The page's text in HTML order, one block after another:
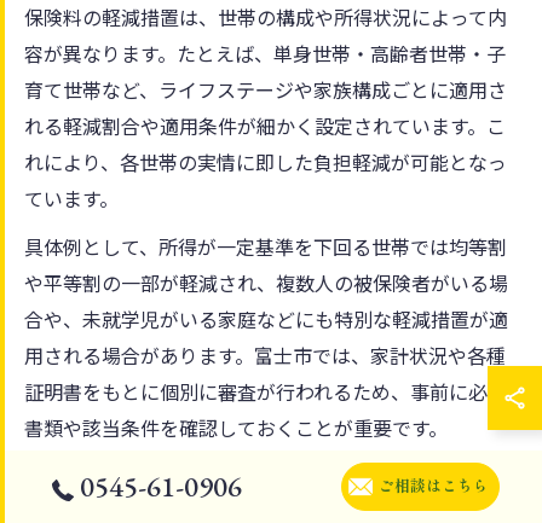
保険料の軽減措置は、世帯の構成や所得状況によって内
容が異なります。たとえば、単身世帯・高齢者世帯・子
育て世帯など、ライフステージや家族構成ごとに適用さ
れる軽減割合や適用条件が細かく設定されています。こ
れにより、各世帯の実情に即した負担軽減が可能となっ
ています。
具体例として、所得が一定基準を下回る世帯では均等割
や平等割の一部が軽減され、複数人の被保険者がいる場
合や、未就学児がいる家庭などにも特別な軽減措置が適
用される場合があります。富士市では、家計状況や各種
証明書をもとに個別に審査が行われるため、事前に必要
書類や該当条件を確認しておくことが重要です。
所得基準や被保険者数で変わる軽減割合
0545-61-0906 ご相談はこちら